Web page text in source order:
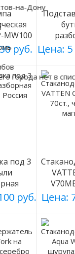
MW100
руб. Цена: 5
под 3
руб. Цена:
на-Дону
города нет в